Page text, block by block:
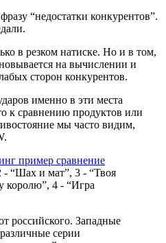
“недостатки конкурентов”.
в резком натиске. Но и в том,
на вычислении и
сторон конкурентов.
именно в эти места
к сравнению продуктов или
мы часто видим,
- “Шах и мат”, 3 - “Твоя
королю”, 4 - “Игра
российского. Западные
серии